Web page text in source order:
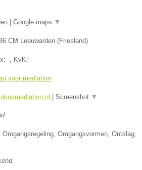
Google maps ▼
CM Leeuwarden (Friesland)
-, KvK: -
voor mediation
Screenshot ▼
Omgangsregeling, Omgangsvormen, Ontslag,